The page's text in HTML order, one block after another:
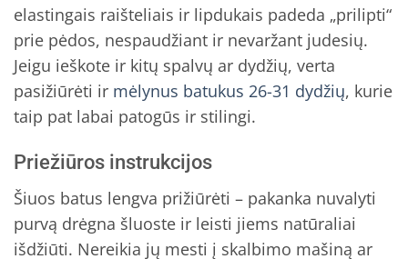
elastingais raišteliais ir lipdukais padeda „prilipti“
prie pėdos, nespaudžiant ir nevaržant judesių.
Jeigu ieškote ir kitų spalvų ar dydžių, verta
pasižiūrėti ir mėlynus batukus 26-31 dydžių, kurie
taip pat labai patogūs ir stilingi.
Priežiūros instrukcijos
Šiuos batus lengva prižiūrėti – pakanka nuvalyti
purvą drėgna šluoste ir leisti jiems natūraliai
išdžiūti. Nereikia jų mesti į skalbimo mašiną ar